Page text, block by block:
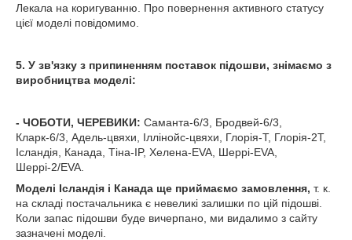
Лекала на коригуванню. Про повернення активного статусу
цієї моделі повідомимо.
5. У зв'язку з припиненням поставок підошви, знімаємо з
виробництва моделі:
- ЧОБОТИ, ЧЕРЕВИКИ: Саманта-6/3, Бродвей-6/3,
Кларк-6/3, Адель-цвяхи, Іллінойс-цвяхи, Глорія-Т, Глорія-2Т,
Ісландія, Канада, Тіна-IP, Хелена-EVA, Шеррі-EVA,
Шеррі-2/EVA.
Моделі Ісландія і Канада ще приймаємо замовлення, т. к.
на складі постачальника є невеликі залишки по цій підошві.
Коли запас підошви буде вичерпано, ми видалимо з сайту
зазначені моделі.